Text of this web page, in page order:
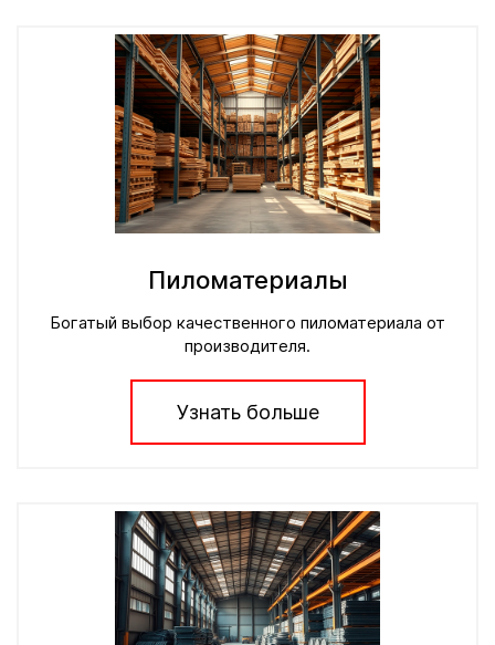
Пиломатериалы
Богатый выбор качественного пиломатериала от
производителя.
Узнать больше